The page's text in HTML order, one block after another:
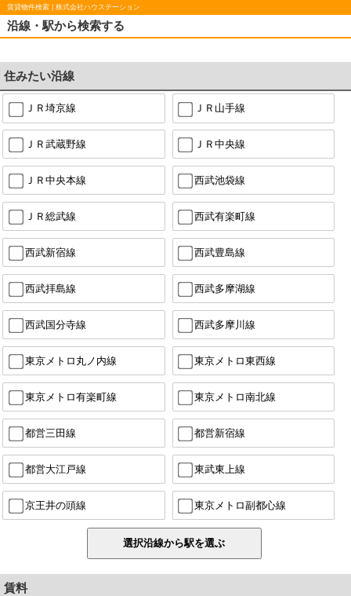
賃貸物件検索 | 株式会社ハウステーション
沿線・駅から検索する
住みたい沿線
ＪＲ埼京線 ＪＲ山手線
ＪＲ武蔵野線 ＪＲ中央線
ＪＲ中央本線 西武池袋線
ＪＲ総武線 西武有楽町線
西武新宿線 西武豊島線
西武拝島線 西武多摩湖線
西武国分寺線 西武多摩川線
東京メトロ丸ノ内線 東京メトロ東西線
東京メトロ有楽町線 東京メトロ南北線
都営三田線 都営新宿線
都営大江戸線 東武東上線
京王井の頭線 東京メトロ副都心線
賃料